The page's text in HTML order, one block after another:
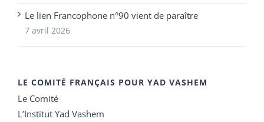
Le lien Francophone n°90 vient de paraître
7 avril 2026
LE COMITÉ FRANÇAIS POUR YAD VASHEM
Le Comité
L’Institut Yad Vashem